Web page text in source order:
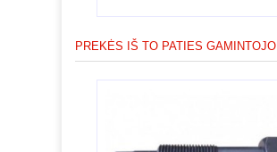
PREKĖS IŠ TO PATIES GAMINTOJO